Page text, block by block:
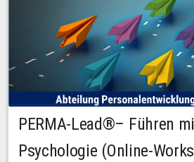
PERMA-Lead®– Führen
Psychologie (Online-